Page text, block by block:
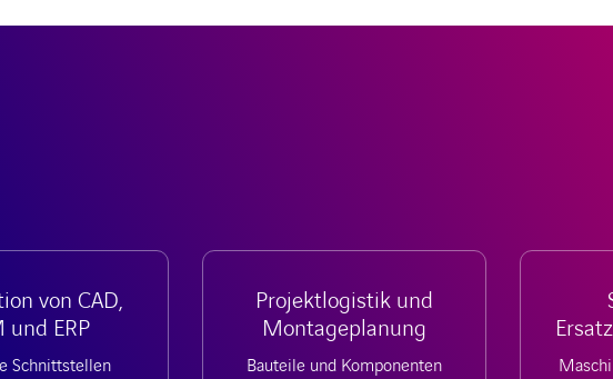
von CAD,
und ERP
Schnittstellen
Projektlogistik und
Montageplanung
Bauteile und Komponenten